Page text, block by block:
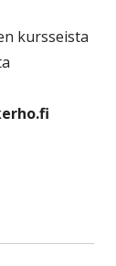
kursseista